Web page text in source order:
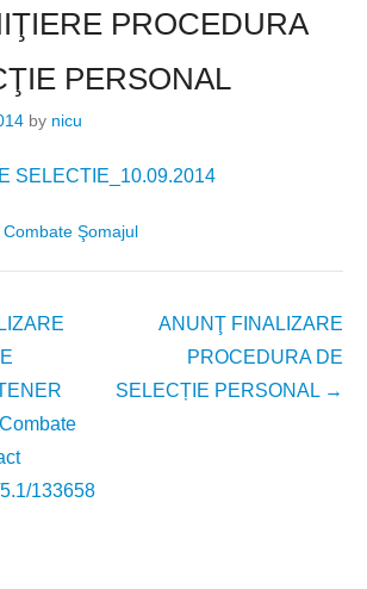
PROCEDURA
PERSONAL
by nicu
SELECTIE_10.09.2014
Combate Şomajul
133658
ANUNŢ FINALIZARE
PROCEDURA DE
SELECȚIE PERSONAL →